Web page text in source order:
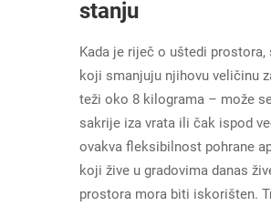
stanju
Kada je riječ o uštedi
koji smanjuju njihovu veličinu
teži oko 8 kilograma – može
sakrije iza vrata ili čak ispod
ovakva fleksibilnost pohrane
koji žive u gradovima danas
prostora mora biti iskorišten.